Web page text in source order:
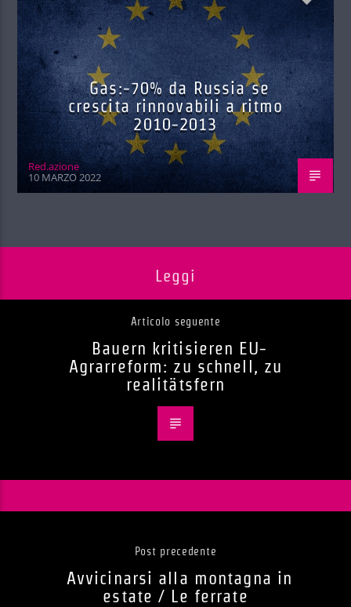
Gas:-70% da Russia se
crescita rinnovabili a ritmo
2010-2013
Red.azione
10 MARZO 2022
Leggi
Articolo seguente
Bauern kritisieren EU-
Agrarreform: zu schnell, zu
realitätsfern
Post precedente
Avvicinarsi alla montagna in
estate / Le ferrate